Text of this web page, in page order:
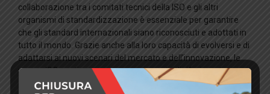
collaborazione tra i comitati tecnici della ISO e gli altri
organismi di standardizzazione è essenziale per garantire
che gli standard internazionali siano riconosciuti e adottati in
tutto il mondo. Grazie anche alla loro capacità di evolversi e di
adattarsi ai nuovi scenari del mercato e dell’innovazione, le
norme ISO continuano a essere un punto di riferimento
cruciale per la standardizzazione globale.